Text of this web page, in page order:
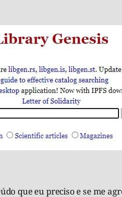
que eu preciso e se me